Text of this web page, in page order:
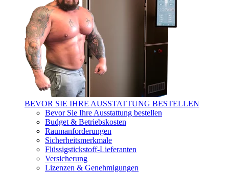
BEVOR SIE IHRE AUSSTATTUNG BESTELLEN
Bevor Sie Ihre Ausstattung bestellen
Budget & Betriebskosten
Raumanforderungen
Sicherheitsmerkmale
Flüssigstickstoff-Lieferanten
Versicherung
Lizenzen & Genehmigungen